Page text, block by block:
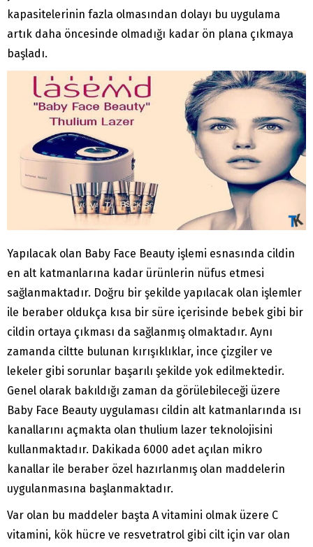
kapasitelerinin fazla olmasından dolayı bu uygulama
artık daha öncesinde olmadığı kadar ön plana çıkmaya
başladı.
Yapılacak olan Baby Face Beauty işlemi esnasında cildin
en alt katmanlarına kadar ürünlerin nüfus etmesi
sağlanmaktadır. Doğru bir şekilde yapılacak olan işlemler
ile beraber oldukça kısa bir süre içerisinde bebek gibi bir
cildin ortaya çıkması da sağlanmış olmaktadır. Aynı
zamanda ciltte bulunan kırışıklıklar, ince çizgiler ve
lekeler gibi sorunlar başarılı şekilde yok edilmektedir.
Genel olarak bakıldığı zaman da görülebileceği üzere
Baby Face Beauty uygulaması cildin alt katmanlarında ısı
kanallarını açmakta olan thulium lazer teknolojisini
kullanmaktadır. Dakikada 6000 adet açılan mikro
kanallar ile beraber özel hazırlanmış olan maddelerin
uygulanmasına başlanmaktadır.
Var olan bu maddeler başta A vitamini olmak üzere C
vitamini, kök hücre ve resvetratrol gibi cilt için var olan